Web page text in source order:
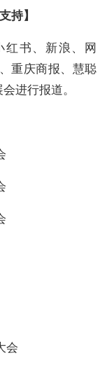
持】
红书、新浪、网
重庆商报、慧聪
进行报道。
会